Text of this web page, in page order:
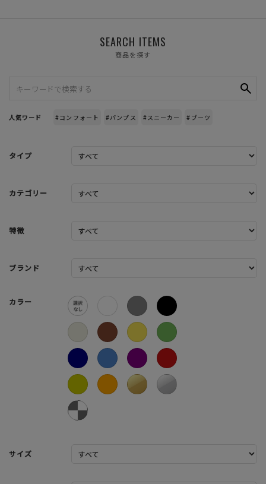
SEARCH ITEMS
商品を探す
人気ワード #コンフォート #パンプス #スニーカー #ブーツ
タイプ
カテゴリー
特徴
ブランド
カラー
サイズ